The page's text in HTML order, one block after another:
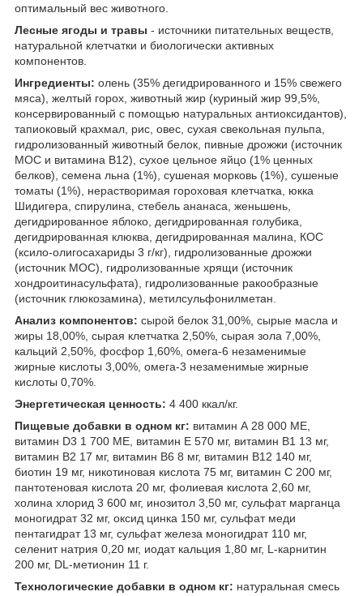
оптимальный вес животного.
Лесные ягоды и травы - источники питательных веществ,
натуральной клетчатки и биологически активных
компонентов.
Ингредиенты: олень (35% дегидрированного и 15% свежего
мяса), желтый горох, животный жир (куриный жир 99,5%,
консервированный с помощью натуральных антиоксидантов),
тапиоковый крахмал, рис, овес, сухая свекольная пульпа,
гидролизованный животный белок, пивные дрожжи (источник
МОС и витамина B12), сухое цельное яйцо (1% ценных
белков), семена льна (1%), сушеная морковь (1%), сушеные
томаты (1%), нерастворимая гороховая клетчатка, юкка
Шидигера, спирулина, стебель ананаса, женьшень,
дегидрированное яблоко, дегидрированная голубика,
дегидрированная клюква, дегидрированная малина, КОС
(ксило-олигосахариды 3 г/кг), гидролизованные дрожжи
(источник МОС), гидролизованные хрящи (источник
хондроитинасульфата), гидролизованные ракообразные
(источник глюкозамина), метилсульфонилметан.
Анализ компонентов: сырой белок 31,00%, сырые масла и
жиры 18,00%, сырая клетчатка 2,50%, сырая зола 7,00%,
кальций 2,50%, фосфор 1,60%, омега-6 незаменимые
жирные кислоты 3,00%, омега-3 незаменимые жирные
кислоты 0,70%.
Энергетическая ценность: 4 400 ккал/кг.
Пищевые добавки в одном кг: витамин А 28 000 МЕ,
витамин D3 1 700 МЕ, витамин Е 570 мг, витамин B1 13 мг,
витамин B2 17 мг, витамин В6 8 мг, витамин B12 140 мг,
биотин 19 мг, никотиновая кислота 75 мг, витамин C 200 мг,
пантотеновая кислота 20 мг, фолиевая кислота 2,60 мг,
холина хлорид 3 600 мг, инозитол 3,50 мг, сульфат марганца
моногидрат 32 мг, оксид цинка 150 мг, сульфат меди
пентагидрат 13 мг, сульфат железа моногидрат 110 мг,
селенит натрия 0,20 мг, иодат кальция 1,80 мг, L-карнитин
200 мг, DL-метионин 11 г.
Технологические добавки в одном кг: натуральная смесь